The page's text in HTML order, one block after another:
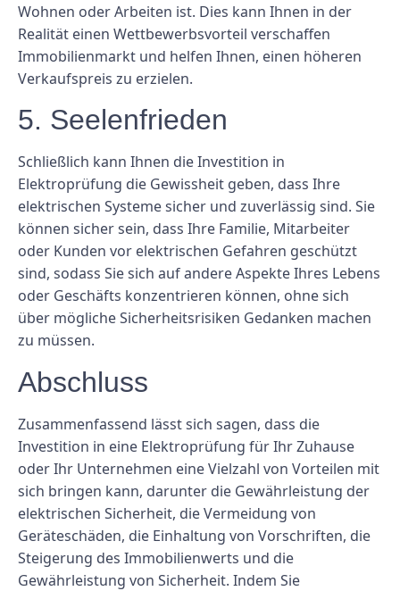
Wohnen oder Arbeiten ist. Dies kann Ihnen in der
Realität einen Wettbewerbsvorteil verschaffen
Immobilienmarkt und helfen Ihnen, einen höheren
Verkaufspreis zu erzielen.
5. Seelenfrieden
Schließlich kann Ihnen die Investition in
Elektroprüfung die Gewissheit geben, dass Ihre
elektrischen Systeme sicher und zuverlässig sind. Sie
können sicher sein, dass Ihre Familie, Mitarbeiter
oder Kunden vor elektrischen Gefahren geschützt
sind, sodass Sie sich auf andere Aspekte Ihres Lebens
oder Geschäfts konzentrieren können, ohne sich
über mögliche Sicherheitsrisiken Gedanken machen
zu müssen.
Abschluss
Zusammenfassend lässt sich sagen, dass die
Investition in eine Elektroprüfung für Ihr Zuhause
oder Ihr Unternehmen eine Vielzahl von Vorteilen mit
sich bringen kann, darunter die Gewährleistung der
elektrischen Sicherheit, die Vermeidung von
Geräteschäden, die Einhaltung von Vorschriften, die
Steigerung des Immobilienwerts und die
Gewährleistung von Sicherheit. Indem Sie